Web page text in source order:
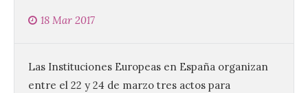
18 Mar 2017
Las Instituciones Europeas en España organizan
entre el 22 y 24 de marzo tres actos para